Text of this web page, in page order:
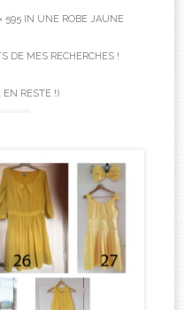
595 IN UNE ROBE JAUNE
DE MES RECHERCHES !
EN RESTE !)